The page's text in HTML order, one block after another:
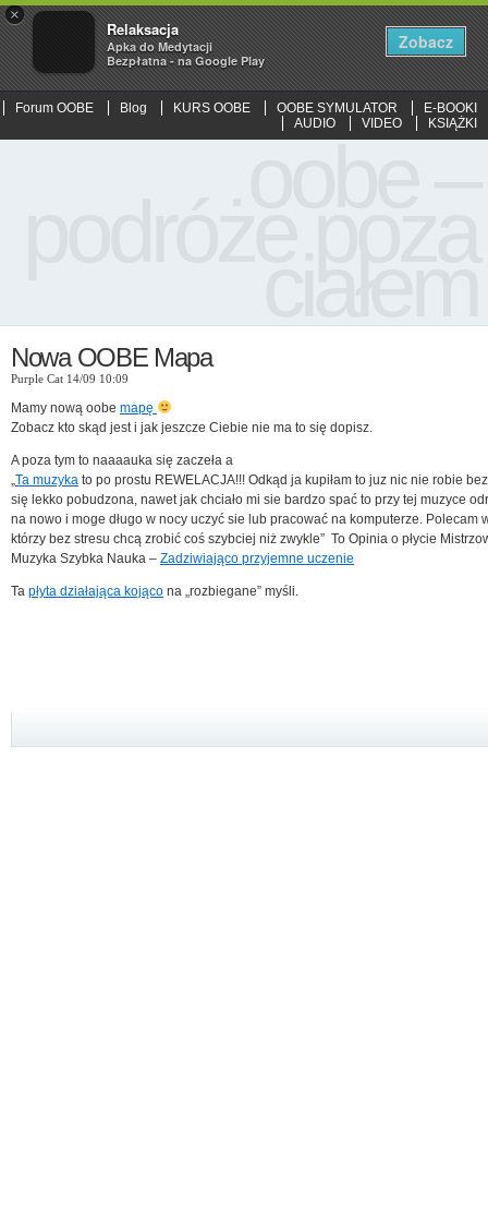
×
Relaksacja
Apka do Medytacji
Bezpłatna - na Google Play
Zobacz
Forum OOBE Blog KURS OOBE OOBE SYMULATOR
E-BOOKI
AUDIO
VIDEO KSIĄŻKI
Nowa OOBE Mapa
Purple Cat 14/09 10:09
Mamy nową oobe mapę
Zobacz kto skąd jest i jak jeszcze Ciebie nie ma to się dopisz.
A poza tym to naaaauka się zaczeła a
„Ta muzyka to po prostu REWELACJA!!! Odkąd ja kupiłam to juz nic nie robie
się lekko pobudzona, nawet jak chciało mi sie bardzo spać to przy tej muzyce
na nowo i moge długo w nocy uczyć sie lub pracować na komputerze. Polecam
którzy bez stresu chcą zrobić coś szybciej niż zwykle” To Opinia o płycie
Muzyka Szybka Nauka – Zadziwiająco przyjemne uczenie
Ta płyta działająca kojąco na „rozbiegane” myśli.